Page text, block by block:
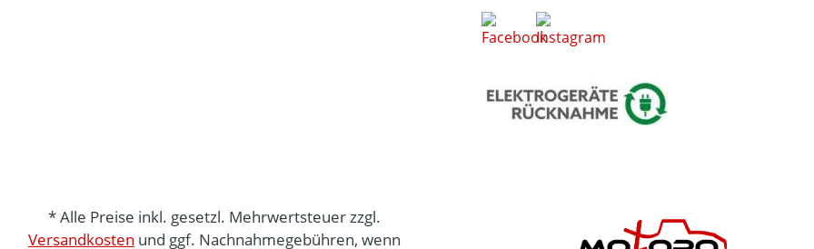
* Alle Preise inkl. gesetzl. Mehrwertsteuer zzgl.
Versandkosten und ggf. Nachnahmegebühren, wenn